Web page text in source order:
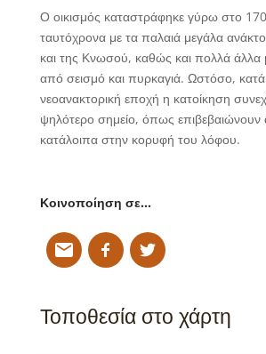
Ο οικισμός καταστράφηκε γύρω στο
ταυτόχρονα με τα παλαιά μεγάλα
και της Κνωσού, καθώς και πολλά άλλα
από σεισμό και πυρκαγιά. Ωστόσο, κατά
νεοανακτορική εποχή η κατοίκηση
ψηλότερο σημείο, όπως επιβεβαιώνουν
κατάλοιπα στην κορυφή του λόφου.
Κοινοποίηση σε…
Τοποθεσία στο χάρτη